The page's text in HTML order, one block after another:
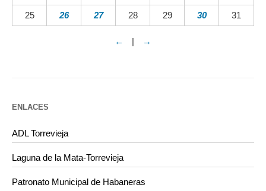
25 26 27 28 29 30 31
← | →
ENLACES
ADL Torrevieja
Laguna de la Mata-Torrevieja
Patronato Municipal de Habaneras